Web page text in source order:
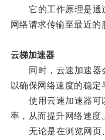
它的工作原理是通
网络请求传输至最近的
云梯加速器
同时，云速加速器会
以确保网络速度的稳定
使用云速加速器可
率，从而提升网络速度。
无论是在浏览网页